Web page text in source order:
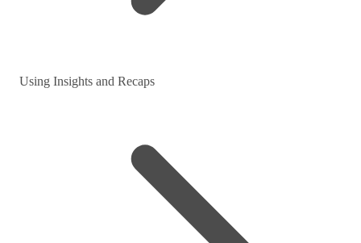
Using Insights and Recaps